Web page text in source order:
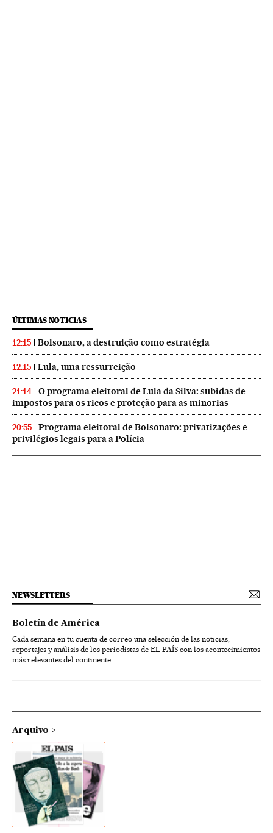
ÚLTIMAS NOTICIAS
12:15 Bolsonaro, a destruição como estratégia
12:15 Lula, uma ressurreição
21:14
O programa eleitoral de Lula da Silva: subidas de
impostos para os ricos e proteção para as minorias
20:55
Programa eleitoral de Bolsonaro: privatizações e
privilégios legais para a Polícia
NEWSLETTERS
Boletín de América
Cada semana en tu cuenta de correo una selección de las noticias,
reportajes y análisis de los periodistas de EL PAÍS con los acontecimientos
más relevantes del continente.
Arquivo